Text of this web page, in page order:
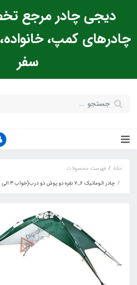
دیجی چادر مرجع
چادرهای کمپ،
سفر
خانه
فهرست محصولات
چادر اتوماتیک 6_7 نفره دو پوش دو درب(خواب ۳ الی ۴ نفر) رنگ آبی